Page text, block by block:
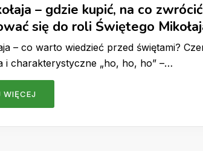
– gdzie kupić, na co
się do roli Świętego
– co warto wiedzieć przed świętami?
i charakterystyczne „ho, ho, ho” –…